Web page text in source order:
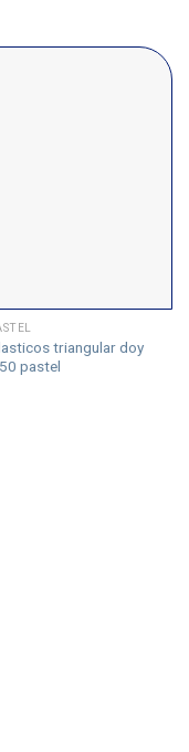
triangular doy
pastel